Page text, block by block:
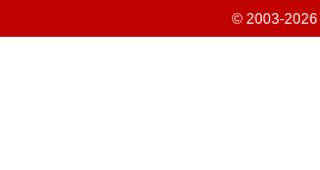
© 2003-2026